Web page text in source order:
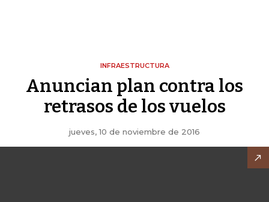
INFRAESTRUCTURA
Anuncian plan contra los
retrasos de los vuelos
jueves, 10 de noviembre de 2016